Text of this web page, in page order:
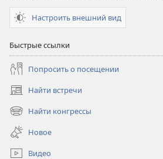
Настроить внешний вид
Быстрые ссылки
Попросить о посещении
Найти встречи
(открывается
в
новом
окне)
Найти конгрессы
(открывается
новом
окне)
Новое
Видео